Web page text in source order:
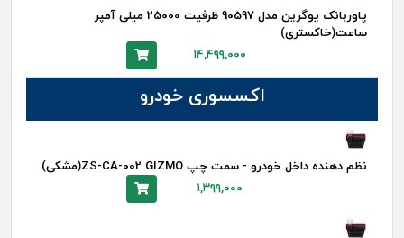
پاوربانک یوگرین مدل 90597 ظرفیت 25000 میلی آمپر
ساعت(خاکستری)
۱۴,۴۹۹,۰۰۰
اکسسوری خودرو
نظم دهنده داخل خودرو - سمت چپ ZS-CA-002 GIZMO(مشکی)
۱,۳۹۹,۰۰۰